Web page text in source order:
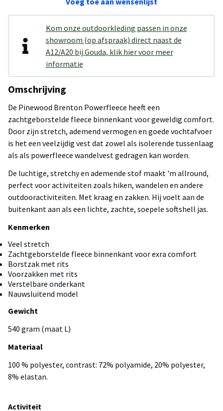
Kom onze outdoorkleding passen in onze
showroom (op afspraak) direct naast de
A12/A20 bij Gouda, klik hier voor meer
informatie
Omschrijving
De Pinewood Brenton Powerfleece heeft een
zachtgeborstelde fleece binnenkant voor geweldig comfort.
Door zijn stretch, ademend vermogen en goede vochtafvoer
is het een veelzijdig vest dat zowel als isolerende tussenlaag
als als powerfleece wandelvest gedragen kan worden.
De luchtige, stretchy en ademende stof maakt 'm allround,
perfect voor activiteiten zoals hiken, wandelen en andere
outdooractiviteiten. Met kraag en zakken. Hij voelt aan de
buitenkant aan als een lichte, zachte, soepele softshell jas.
Kenmerken
Veel stretch
Zachtgeborstelde fleece binnenkant voor exra comfort
Borstzak met rits
Voorzakken met rits
Verstelbare onderkant
Nauwsluitend model
Gewicht
540 gram (maat L)
Materiaal
100 % polyester, contrast: 72% polyamide, 20% polyester,
8% elastan.
Activiteit